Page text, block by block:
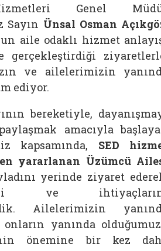
Genel
Sayın Ünsal Osman
aile odaklı hizmet
gerçekleştirdiği
ve ailelerimizin
ediyor.
bereketiyle,
amacıyla
kapsamında, SED
yararlanan Üzümcü
yerinde ziyaret
ve
Ailelerimizin
yanında
önemine bir kez